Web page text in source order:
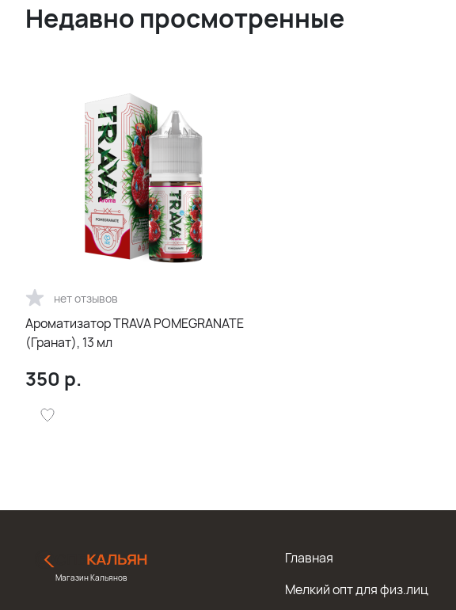
Недавно просмотренные
нет отзывов
Ароматизатор TRAVA POMEGRANATE
(Гранат), 13 мл
350 р.
Магазин Кальянов
Главная
Мелкий опт для физ.лиц